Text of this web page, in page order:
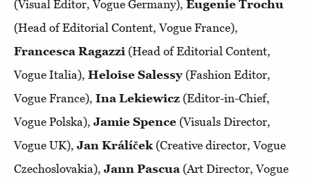
(Visual Editor, Vogue Germany), Eugenie Trochu
(Head of Editorial Content, Vogue France),
Francesca Ragazzi (Head of Editorial Content,
Vogue Italia), Heloise Salessy (Fashion Editor,
Vogue France), Ina Lekiewicz (Editor-in-Chief,
Vogue Polska), Jamie Spence (Visuals Director,
Vogue UK), Jan Králíček(Creative director, Vogue
Czechoslovakia), Jann Pascua (Art Director, Vogue